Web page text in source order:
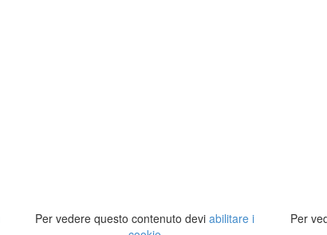
Per vedere questo contenuto deviabilitare i
Per